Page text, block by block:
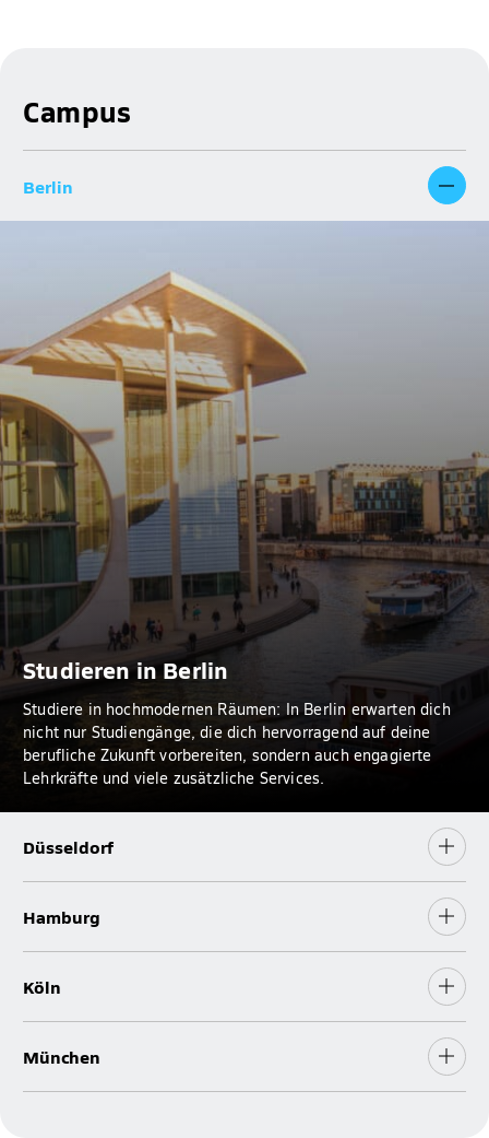
Campus
Berlin
Studieren in Berlin
Studiere in hochmodernen Räumen: In Berlin erwarten dich
nicht nur Studiengänge, die dich hervorragend auf deine
berufliche Zukunft vorbereiten, sondern auch engagierte
Lehrkräfte und viele zusätzliche Services.
Düsseldorf
Hamburg
Köln
München